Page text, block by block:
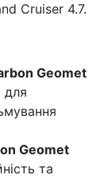
Cruiser 4.7.
Geomet
для
Geomet
та